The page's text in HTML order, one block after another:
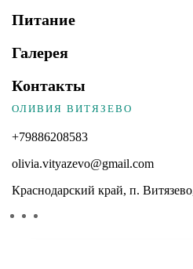
Питание
Галерея
Контакты
ОЛИВИЯ ВИТЯЗЕВО
+79886208583
olivia.vityazevo@gmail.com
Краснодарский край, п.